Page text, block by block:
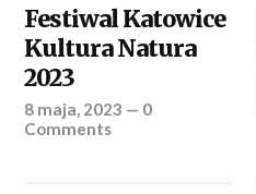
Festiwal Katowice
Kultura Natura
2023
8 maja, 2023 — 0
Comments